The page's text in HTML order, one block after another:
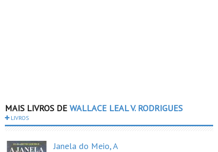
MAIS LIVROS DE WALLACE LEAL V. RODRIGUES
LIVROS
Janela do Meio, A